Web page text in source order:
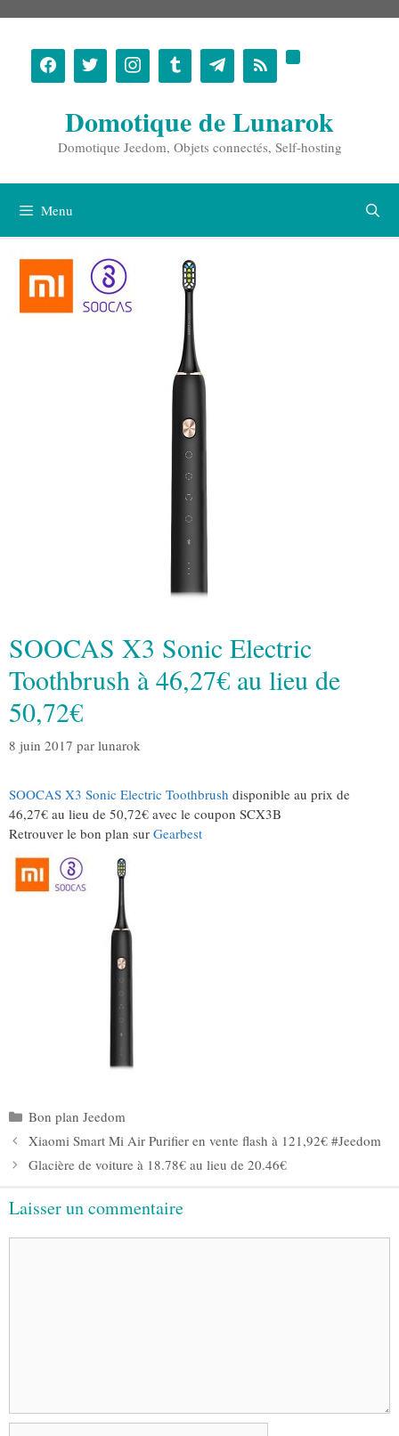
contenu
Domotique de Lunarok
Domotique Jeedom, Objets connectés, Self-hosting
Menu
SOOCAS X3 Sonic Electric
Toothbrush à 46,27€ au lieu de
50,72€
8 juin 2017 par lunarok
SOOCAS X3 Sonic Electric Toothbrush disponible au prix de
46,27€ au lieu de 50,72€ avec le coupon SCX3B
Retrouver le bon plan sur Gearbest
Catégories
Bon plan Jeedom
Xiaomi Smart Mi Air Purifier en vente flash à 121,92€ #Jeedom
Glacière de voiture à 18.78€ au lieu de 20.46€
Laisser un commentaire